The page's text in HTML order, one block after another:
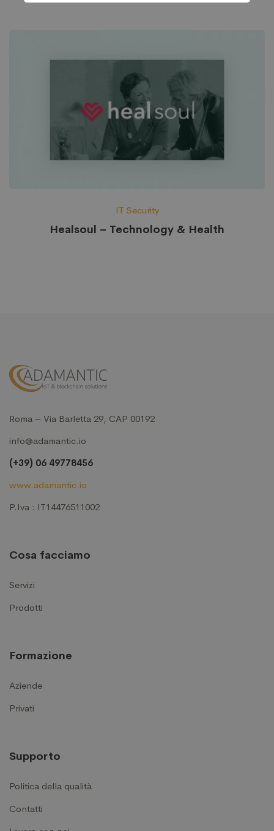
IT Security
Healsoul – Technology & Health
Roma – Via Barletta 29, CAP 00192
info@adamantic.io
(+39) 06 49778456
www.adamantic.io
P.Iva : IT14476511002
Cosa facciamo
Servizi
Prodotti
Formazione
Aziende
Privati
Supporto
Politica della qualità
Contatti